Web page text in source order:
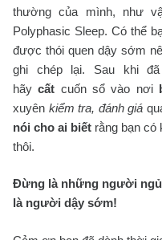
thường của mình, như
Polyphasic Sleep. Có thể
được thói quen dậy sớm
ghi chép lại. Sau khi
hãy cất cuốn sổ vào nơi
xuyên kiểm tra, đánh giá
nói cho ai biết rằng bạn
thôi.
Đừng là những người ngủ
là người dậy sớm!